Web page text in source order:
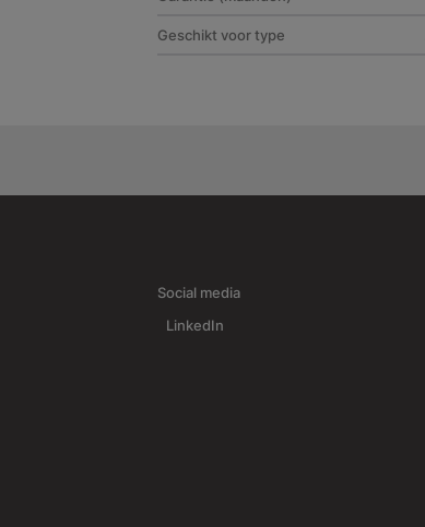
Geschikt voor type
Social media
LinkedIn